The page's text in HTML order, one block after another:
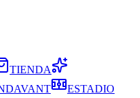
TIENDA
ESTADIO